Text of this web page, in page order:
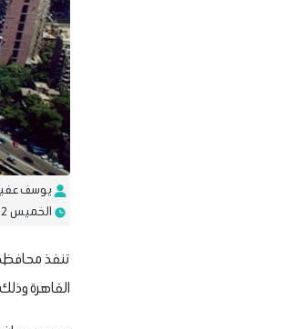
يوسف
الخميس 02/يوليو/2026 - 06:42 م
القاهرة